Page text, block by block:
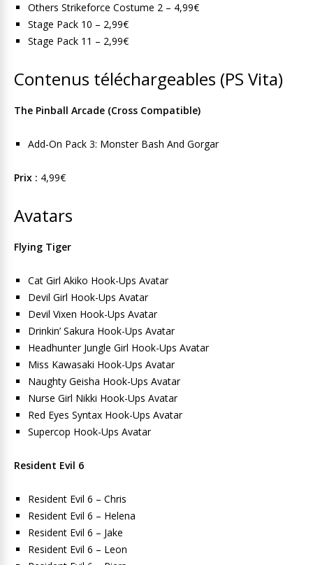
Others Strikeforce Costume 2 – 4,99€
Stage Pack 10 – 2,99€
Stage Pack 11 – 2,99€
Contenus téléchargeables (PS Vita)
The Pinball Arcade (Cross Compatible)
Add-On Pack 3: Monster Bash And Gorgar
Prix : 4,99€
Avatars
Flying Tiger
Cat Girl Akiko Hook-Ups Avatar
Devil Girl Hook-Ups Avatar
Devil Vixen Hook-Ups Avatar
Drinkin’ Sakura Hook-Ups Avatar
Headhunter Jungle Girl Hook-Ups Avatar
Miss Kawasaki Hook-Ups Avatar
Naughty Geisha Hook-Ups Avatar
Nurse Girl Nikki Hook-Ups Avatar
Red Eyes Syntax Hook-Ups Avatar
Supercop Hook-Ups Avatar
Resident Evil 6
Resident Evil 6 – Chris
Resident Evil 6 – Helena
Resident Evil 6 – Jake
Resident Evil 6 – Leon